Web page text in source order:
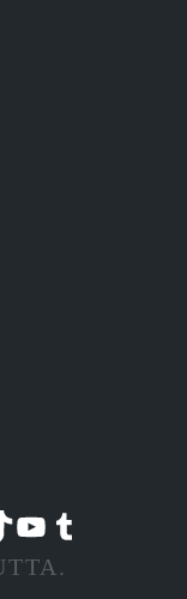
account
TikTok account
Näytä YouTube-kanavaVisit our Tumblr account